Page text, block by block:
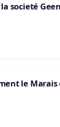
societé
le Marais